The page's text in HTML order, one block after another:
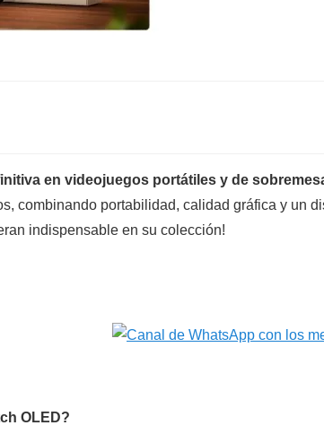
en videojuegos portátiles y de
combinando portabilidad, calidad gráfica y un
indispensable en su colección!
OLED?